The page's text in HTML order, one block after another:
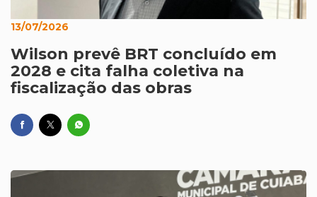
13/07/2026
Wilson prevê BRT concluído em
2028 e cita falha coletiva na
fiscalização das obras